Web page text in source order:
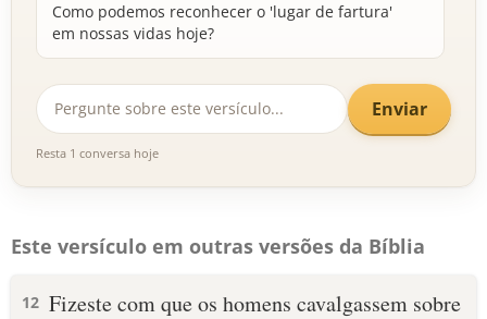
Como podemos reconhecer o 'lugar de fartura'
em nossas vidas hoje?
Enviar
Resta 1 conversa hoje
Este versículo em outras versões da Bíblia
12 Fizeste com que os homens cavalgassem sobre